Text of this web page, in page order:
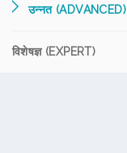
उन्नत (ADVANCED)
विशेषज्ञ (EXPERT)